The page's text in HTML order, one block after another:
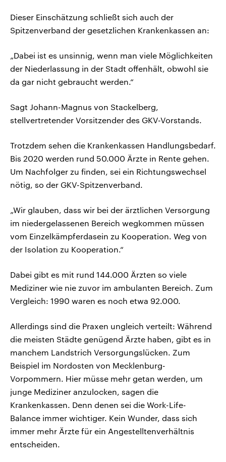
Dieser Einschätzung schließt sich auch der
Spitzenverband der gesetzlichen Krankenkassen an:
„Dabei ist es unsinnig, wenn man viele Möglichkeiten
der Niederlassung in der Stadt offenhält, obwohl sie
da gar nicht gebraucht werden.“
Sagt Johann-Magnus von Stackelberg,
stellvertretender Vorsitzender des GKV-Vorstands.
Trotzdem sehen die Krankenkassen Handlungsbedarf.
Bis 2020 werden rund 50.000 Ärzte in Rente gehen.
Um Nachfolger zu finden, sei ein Richtungswechsel
nötig, so der GKV-Spitzenverband.
„Wir glauben, dass wir bei der ärztlichen Versorgung
im niedergelassenen Bereich wegkommen müssen
vom Einzelkämpferdasein zu Kooperation. Weg von
der Isolation zu Kooperation.“
Dabei gibt es mit rund 144.000 Ärzten so viele
Mediziner wie nie zuvor im ambulanten Bereich. Zum
Vergleich: 1990 waren es noch etwa 92.000.
Allerdings sind die Praxen ungleich verteilt: Während
die meisten Städte genügend Ärzte haben, gibt es in
manchem Landstrich Versorgungslücken. Zum
Beispiel im Nordosten von Mecklenburg-
Vorpommern. Hier müsse mehr getan werden, um
junge Mediziner anzulocken, sagen die
Krankenkassen. Denn denen sei die Work-Life-
Balance immer wichtiger. Kein Wunder, dass sich
immer mehr Ärzte für ein Angestelltenverhältnis
entscheiden.